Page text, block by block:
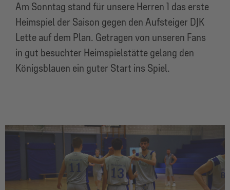
Am Sonntag stand für unsere Herren 1 das erste
Heimspiel der Saison gegen den Aufsteiger DJK
Lette auf dem Plan. Getragen von unseren Fans
in gut besuchter Heimspielstätte gelang den
Königsblauen ein guter Start ins Spiel.